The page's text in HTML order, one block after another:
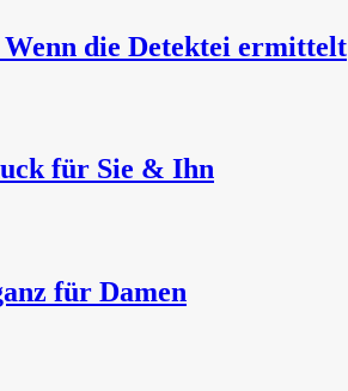
die Detektei ermittelt
für Sie & Ihn
für Damen